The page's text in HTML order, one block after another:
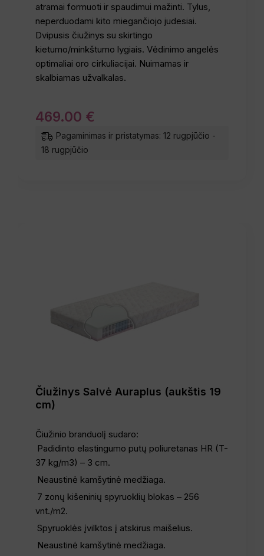
atramai formuoti ir spaudimui mažinti. Tylus,
neperduodami kito miegančiojo judesiai.
Dvipusis čiužinys su skirtingo
kietumo/minkštumo lygiais. Vėdinimo angelės
optimaliai oro cirkuliacijai. Nuimamas ir
skalbiamas užvalkalas.
469.00 €
Pagaminimas ir pristatymas: 12 rugpjūčio -
18 rugpjūčio
Čiužinys Salvė Auraplus (aukštis 19
cm)
Čiužinio branduolį sudaro:
Padidinto elastingumo putų poliuretanas HR (T-
37 kg/m3) – 3 cm.
Neaustinė kamšytinė medžiaga.
7 zonų kišeninių spyruoklių blokas – 256
vnt./m2.
Spyruoklės įvilktos į atskirus maišelius.
Neaustinė kamšytinė medžiaga.